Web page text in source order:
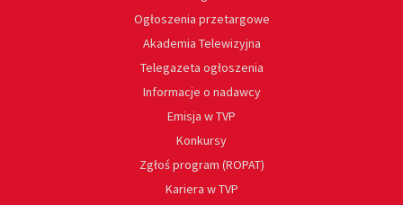
Ogłoszenia przetargowe
Akademia Telewizyjna
Telegazeta ogłoszenia
Informacje o nadawcy
Emisja w TVP
Konkursy
Zgłoś program (ROPAT)
Kariera w TVP